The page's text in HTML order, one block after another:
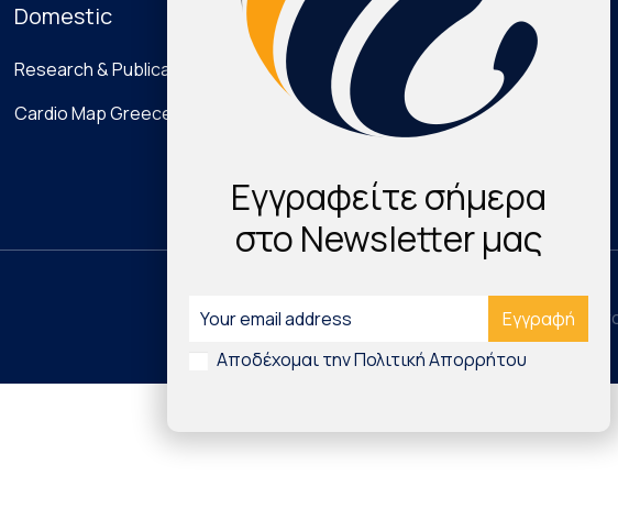
Domestic
Research & Publications
Cardio Map Greece
International
Νέα Τεχνολογικά Προϊόντα
Digital Health & Innovation
©2026 Hellenic Cardiovascular
Εγγραφείτε σήμερα
στο Newsletter μας
Αποδέχομαι την Πολιτική Απορρήτου